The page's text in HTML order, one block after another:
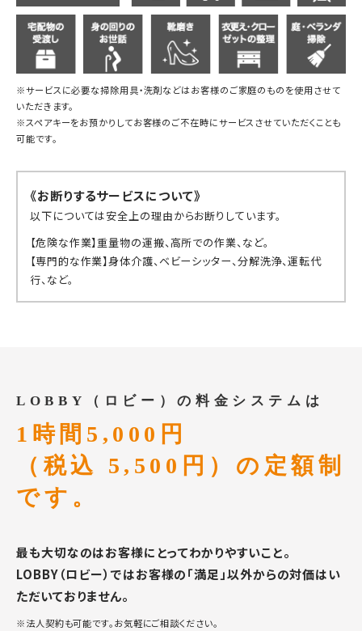
※サービスに必要な掃除用具・洗剤などはお客様のご家庭のものを使用させて
いただきます。
※スペアキーをお預かりしてお客様のご不在時にサービスさせていただくことも
可能です。
《お断りするサービスについて》
以下については安全上の理由からお断りしています。
【危険な作業】重量物の運搬、高所での作業、など。
【専門的な作業】身体介護、ベビーシッター、分解洗浄、運転代
行、など。
LOBBY（ロビー）の料金システムは
1時間5,000円
（税込 5,500円）の定額制
です。
最も大切なのはお客様にとってわかりやすいこと。
LOBBY（ロビー）ではお客様の「満足」以外からの対価はい
ただいておりません。
※法人契約も可能です。お気軽にご相談ください。